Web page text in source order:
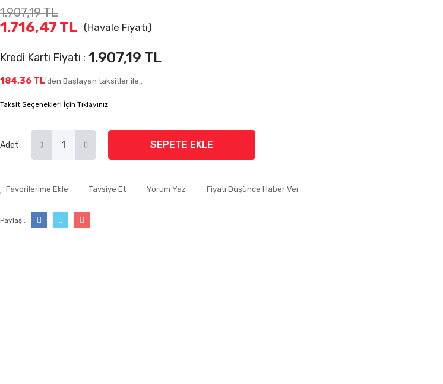
1.907,19 TL
1.716,47 TL (Havale Fiyatı)
Kredi Kartı Fiyatı : 1.907,19 TL
184,36 TL'den Başlayan taksitler ile..
Taksit Seçenekleri İçin Tıklayınız
Adet SEPETE EKLE
Tavsiye Et Yorum Yaz Fiyatı Düşünce Haber Ver
Paylaş :